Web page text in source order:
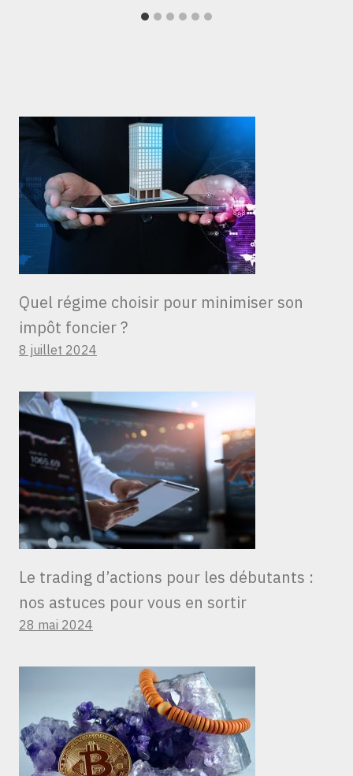
Quel régime choisir pour minimiser son
impôt foncier ?
8 juillet 2024
Le trading d’actions pour les débutants :
nos astuces pour vous en sortir
28 mai 2024